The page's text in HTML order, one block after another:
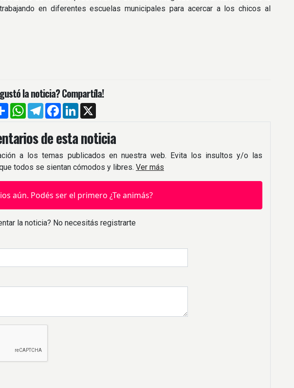
en diferentes escuelas municipales para acercar a los chicos al
la noticia? Compartíla!
CompartirWhatsApp
TelegramFacebook
LinkedIn
de esta noticia
a los temas publicados en nuestra web. Evita los insultos y/o las
todos se sientan cómodos y libres. Ver más
aún. Podés ser el primero ¿Te animás?
la noticia? No necesitás registrarte